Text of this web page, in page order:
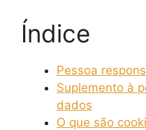
Índice
Pessoa
Suplemento à
dados
O que são